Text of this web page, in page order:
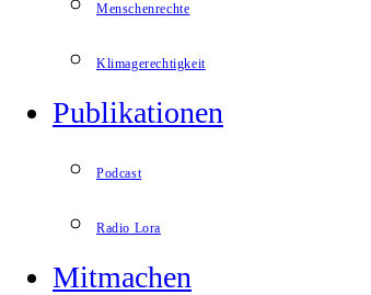
Menschenrechte
Klimagerechtigkeit
Publikationen
Podcast
Radio Lora
Mitmachen